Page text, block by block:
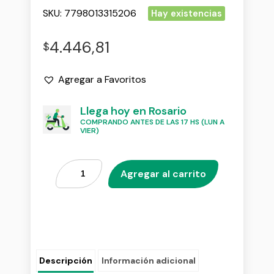
SKU: 7798013315206 Hay existencias
$4.446,81
Agregar a Favoritos
Llega hoy en Rosario
COMPRANDO ANTES DE LAS 17 HS (LUN A
VIER)
Agregar al carrito
Descripción Información adicional